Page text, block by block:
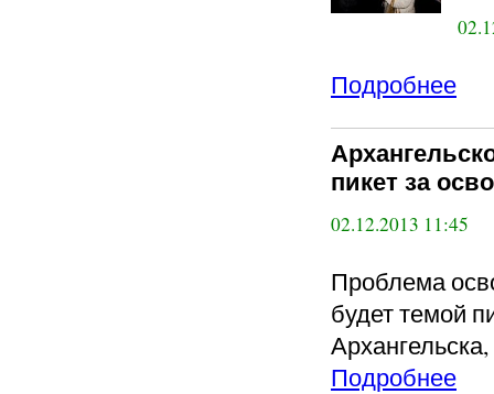
Подробнее
пикет за
02.12.2013 11:45
Проблема
будет темой
Подробнее